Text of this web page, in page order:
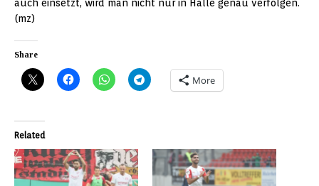
auch einsetzt, wird man nicht nur in Halle genau verfolgen.
(mz)
Share
More
Related